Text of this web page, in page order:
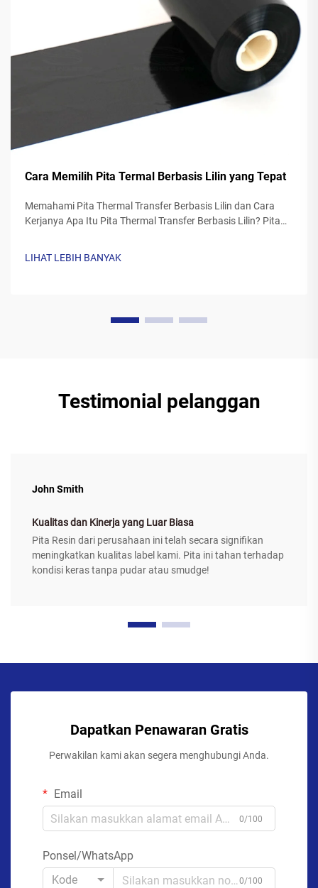
Cara Memilih Pita Termal Berbasis Lilin yang Tepat
Memahami Pita Thermal Transfer Berbasis Lilin dan Cara
Kerjanya Apa Itu Pita Thermal Transfer Berbasis Lilin? Pita
LIHAT LEBIH BANYAK
Testimonial pelanggan
John Smith
Kualitas dan Kinerja yang Luar Biasa
Pita Resin dari perusahaan ini telah secara signifikan
meningkatkan kualitas label kami. Pita ini tahan terhadap
kondisi keras tanpa pudar atau smudge!
Dapatkan Penawaran Gratis
Perwakilan kami akan segera menghubungi Anda.
Email
0/100
Ponsel/WhatsApp
Kode
0/100